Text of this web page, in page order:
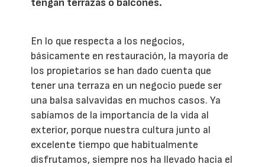
tengan terrazas o balcones.
En lo que respecta a los negocios,
básicamente en restauración, la mayoría de
los propietarios se han dado cuenta que
tener una terraza en un negocio puede ser
una balsa salvavidas en muchos casos. Ya
sabíamos de la importancia de la vida al
exterior, porque nuestra cultura junto al
excelente tiempo que habitualmente
disfrutamos, siempre nos ha llevado hacia el